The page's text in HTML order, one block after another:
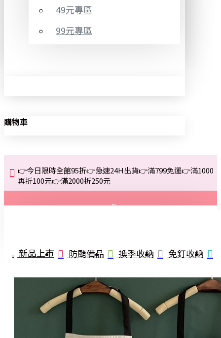
49元專區
99元專區
購物車
👉今日限時全館95折👉急速24H出貨👉滿799免運👉滿1000
再折100元👉滿2000折250元
註冊
詢問
新品上市 防颱備品 換季收納 免釘收納